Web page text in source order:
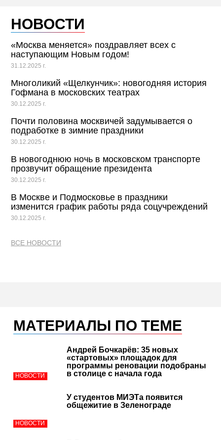
НОВОСТИ
«Москва меняется» поздравляет всех с
наступающим Новым годом!
31.12.2025 г.
Многоликий «Щелкунчик»: новогодняя история
Гофмана в московских театрах
30.12.2025 г.
Почти половина москвичей задумывается о
подработке в зимние праздники
30.12.2025 г.
В новогоднюю ночь в московском транспорте
прозвучит обращение президента
30.12.2025 г.
В Москве и Подмосковье в праздники
изменится график работы ряда соцучреждений
30.12.2025 г.
ВСЕ НОВОСТИ
МАТЕРИАЛЫ ПО ТЕМЕ
НОВОСТИ
Андрей Бочкарёв: 35 новых
«стартовых» площадок для
программы реновации подобраны
в столице с начала года
НОВОСТИ
У студентов МИЭТа появится
общежитие в Зеленограде